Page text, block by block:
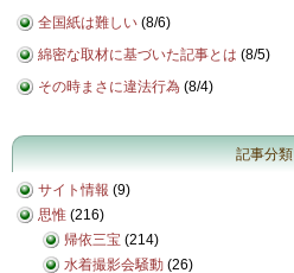
全国紙は難しい (8/6)
綿密な取材に基づいた記事とは (8/5)
その時まさに違法行為 (8/4)
記事分類
サイト情報 (9)
思惟 (216)
帰依三宝 (214)
水着撮影会騒動 (26)